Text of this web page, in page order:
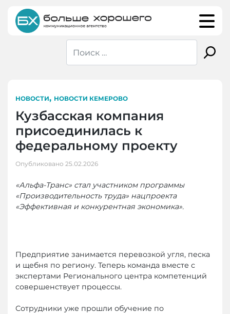
content
НОВОСТИ, НОВОСТИ КЕМЕРОВО
Кузбасская компания
присоединилась к
федеральному проекту
Опубликовано 25.02.2026
«Альфа-Транс» стал участником программы
«Производительность труда» нацпроекта
«Эффективная и конкурентная экономика».
Предприятие занимается перевозкой угля, песка
и щебня по региону. Теперь команда вместе с
экспертами Регионального центра компетенций
совершенствует процессы.
Сотрудники уже прошли обучение по